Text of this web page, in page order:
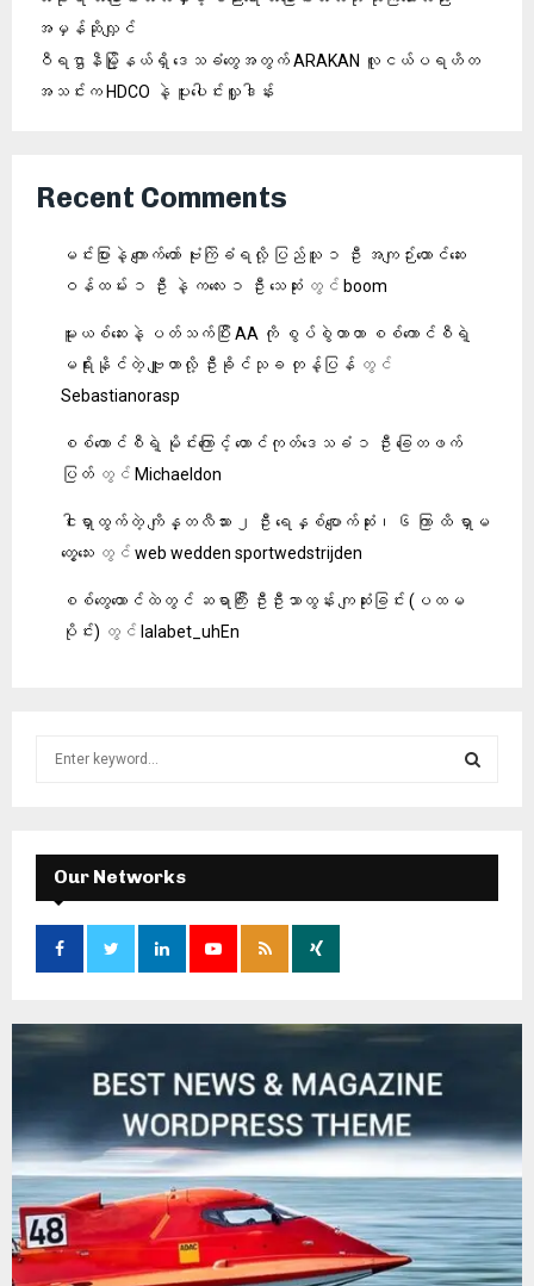
အမှန်ဆိုလျှင်
ဝီရဌာနီမြို့နယ်ရှိ‌ ဒေသခံတွေအတွက် ARAKAN လူငယ်ပရဟိတ
အသင်းက HDCO နဲ့ ပူးပေါင်းလှူဒါန်း
Recent Comments
မင်းပြားနဲ့ ကျောက်တော် ဗုံးကြဲခံရလို့ ပြည်သူ ၁ ဦး အကျဉ်းထောင်ဆေး
ဝန်ထမ်း ၁ ဦး နဲ့ ကလေး ၁ ဦး သေဆုံး တွင် boom
မူးယစ်ဆေးနဲ့ ပတ်သက်ပြီး AA ကို စွပ်စွဲတာဟာ စစ်ကောင်စီရဲ့
မရိုးနိုင်တဲ့ ဗျူဟာလို့ ဦးခိုင်သုခ တုန့်ပြန် တွင်
Sebastianorasp
စစ်ကောင်စီရဲ့ မိုင်းကြောင့် တောင်ကုတ်ဒေသခံ ၁ ဦး ခြေတဖက်
ပြတ် တွင် Michaeldon
ငါးရှာထွက်တဲ့ ကျိန္တလီသား ၂ ဦး ရေနှစ်ပျောက်ဆုံး၊ ၆ ကြာ ထိ ရှာမ
တွေ့သေး တွင် web wedden sportwedstrijden
စစ်တွေထောင်ထဲတွင် ဆရာကြီး ဦးဦးသာထွန်း ကျဆုံးခြင်း (ပထမ
ပိုင်း) တွင် lalabet_uhEn
f
o
:
E
A
Our Networks